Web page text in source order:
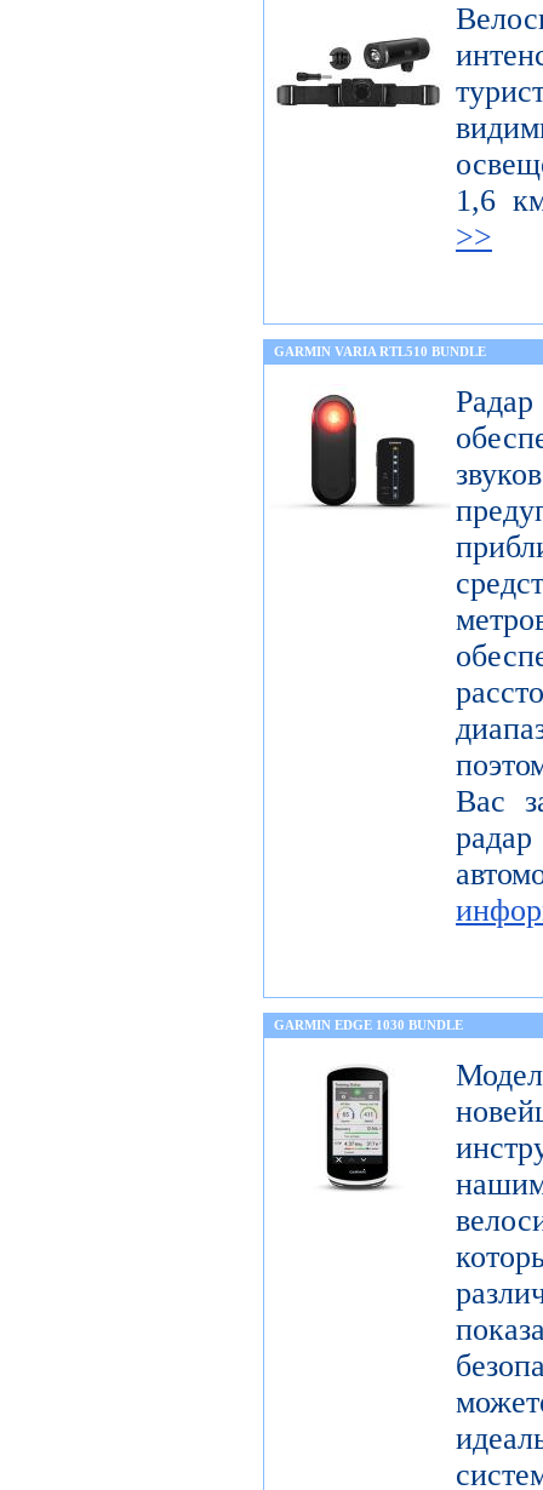
1,6
>>
GARMIN VARIA RTL510 BUNDLE
Вас
GARMIN EDGE 1030 BUNDLE